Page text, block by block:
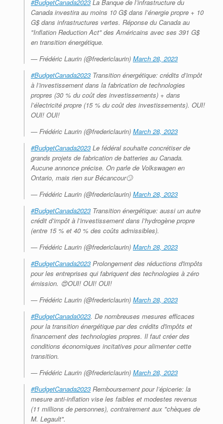
#BudgetCanada2023 La Banque de l’infrastructure du
Canada investira au moins 10 G$ dans l’énergie propre + 10
G$ dans infrastructures vertes. Réponse du Canada au
"Inflation Reduction Act" des Américains avec ses 391 G$
en transition énergétique.
— Frédéric Laurin (@fredericlaurin) March 28, 2023
#BudgetCanada2023 Transition énergétique: crédits d’impôt
à l’investissement dans la fabrication de technologies
propres (30 % du coût des investissements) + dans
l’électricité propre (15 % du coût des investissements). OUI!
OUI! OUI!
— Frédéric Laurin (@fredericlaurin) March 28, 2023
#BudgetCanada2023 Le fédéral souhaite concrétiser de
grands projets de fabrication de batteries au Canada.
Aucune annonce précise. On parle de Volkswagen en
Ontario, mais rien sur Bécancour🙄
— Frédéric Laurin (@fredericlaurin) March 28, 2023
#BudgetCanada2023 Transition énergétique: aussi un autre
crédit d’impôt à l’investissement dans l’hydrogène propre
(entre 15 % et 40 % des coûts admissibles).
— Frédéric Laurin (@fredericlaurin) March 28, 2023
#BudgetCanada2023 Prolongement des réductions d'impôts
pour les entreprises qui fabriquent des technologies à zéro
émission. 😍OUI! OUI! OUI!
— Frédéric Laurin (@fredericlaurin) March 28, 2023
#BudgetCanada0023. De nombreuses mesures efficaces
pour la transition énergétique par des crédits d'impôts et
financement des technologies propres. Il faut créer des
conditions économiques incitatives pour alimenter cette
transition.
— Frédéric Laurin (@fredericlaurin) March 28, 2023
#BudgetCanada2023 Remboursement pour l’épicerie: la
mesure anti-inflation vise les faibles et modestes revenus
(11 millions de personnes), contrairement aux "chèques de
M. Legault".